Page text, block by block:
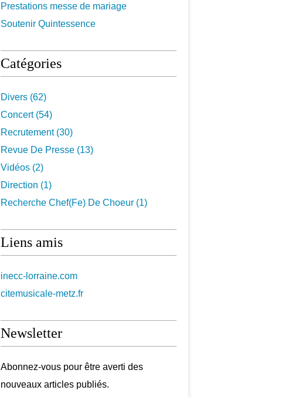
Prestations messe de mariage
Soutenir Quintessence
Catégories
Divers (62)
Concert(54)
Recrutement(30)
Revue De Presse (13)
Vidéos (2)
Direction (1)
Recherche Chef(fe) De Choeur (1)
Liens amis
inecc-lorraine.com
citemusicale-metz.fr
Newsletter
Abonnez-vous pour être averti des
nouveaux articles publiés.